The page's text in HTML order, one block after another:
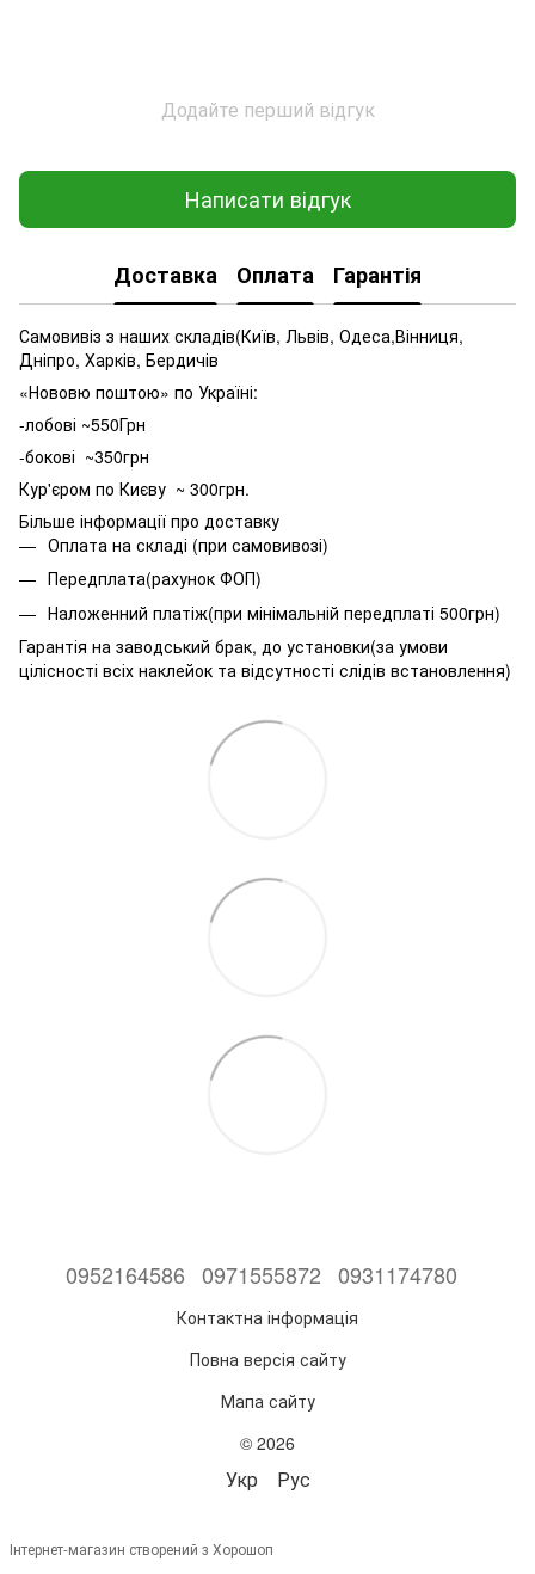
Додайте перший відгук
Написати відгук
Доставка Оплата Гарантія
Самовивіз з наших складів(Київ, Львів, Одеса,Вінниця,
Дніпро, Харків, Бердичів
«Нововю поштою» по Україні:
-лобові ~550Грн
-бокові ~350грн
Кур'єром по Києву ~ 300грн.
Більше інформації про доставку
Оплата на складі (при самовивозі)
Передплата(рахунок ФОП)
Наложенний платіж(при мінімальній передплаті 500грн)
Гарантія на заводський брак, до установки(за умови
цілісності всіх наклейок та відсутності слідів встановлення)
0952164586 0971555872 0931174780
Контактна інформація
Повна версія сайту
Мапа сайту
© 2026
Укр Рус
Інтернет-магазин створений з Хорошоп